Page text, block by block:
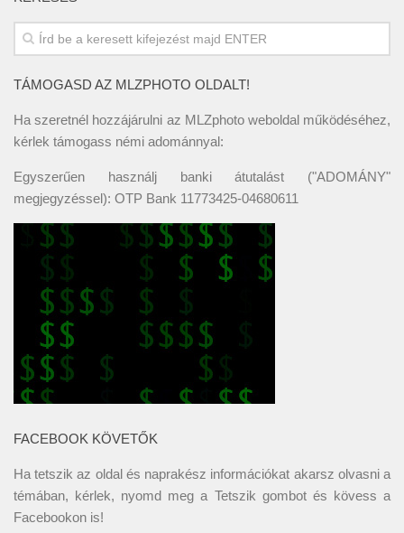
TÁMOGASD AZ MLZPHOTO OLDALT!
Ha szeretnél hozzájárulni az MLZphoto weboldal működéséhez,
kérlek támogass némi adománnyal:
Egyszerűen használj banki átutalást ("ADOMÁNY"
megjegyzéssel): OTP Bank 11773425-04680611
FACEBOOK KÖVETŐK
Ha tetszik az oldal és naprakész információkat akarsz olvasni a
témában, kérlek, nyomd meg a Tetszik gombot és kövess a
Facebookon is!